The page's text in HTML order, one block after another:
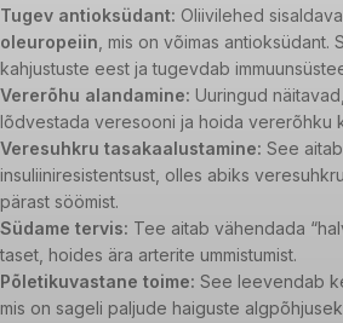
Tugev antioksüdant: Oliivilehed
oleuropeiin , mis on võimas
kahjustuste eest ja tugevdab
Vererõhu alandamine: Uuringud
lõdvestada veresooni ja hoida vererõhku
Veresuhkru tasakaalustamine: See
insuliiniresistentsust, olles abiks
pärast söömist.
Südame tervis: Tee aitab vähendada
taset, hoides ära arterite ummistumist.
Põletikuvastane toime: See leevendab
mis on sageli paljude haiguste